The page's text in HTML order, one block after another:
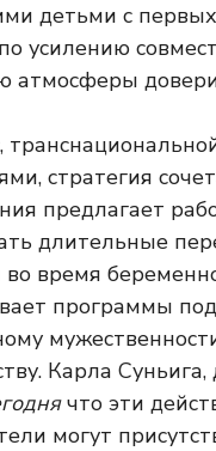
детьми с
усилению
атмосферы
стратегия
предлагает
длительные
время
программы
Карла
что эти
могут